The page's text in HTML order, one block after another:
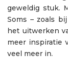
geweldig stuk.
Soms – zoals
het uitwerken
meer inspiratie
veel meer in.